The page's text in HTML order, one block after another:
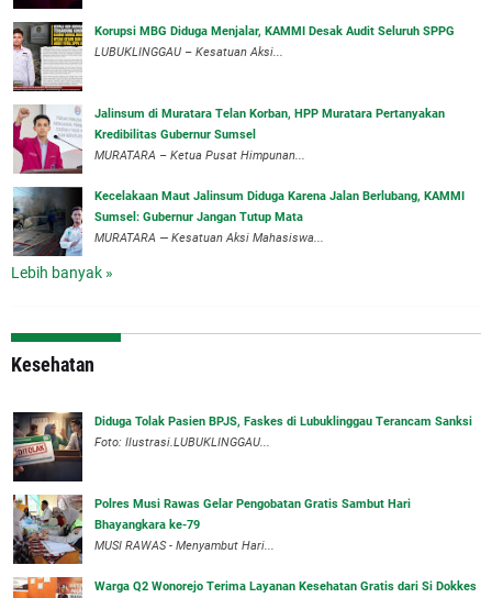
Korupsi MBG Diduga Menjalar, KAMMI Desak Audit Seluruh SPPG
‎LUBUKLINGGAU – Kesatuan Aksi...
‎Jalinsum di Muratara Telan Korban, HPP Muratara Pertanyakan
Kredibilitas Gubernur Sumsel
MURATARA – Ketua Pusat Himpunan...
‎Kecelakaan Maut Jalinsum Diduga Karena Jalan Berlubang, KAMMI
Sumsel: Gubernur Jangan Tutup Mata
‎MURATARA — Kesatuan Aksi Mahasiswa...
Lebih banyak »
Kesehatan
Diduga Tolak Pasien BPJS, Faskes di Lubuklinggau Terancam Sanksi
Foto: Ilustrasi.LUBUKLINGGAU...
Polres Musi Rawas Gelar Pengobatan Gratis Sambut Hari
Bhayangkara ke-79
MUSI RAWAS - Menyambut Hari...
Warga Q2 Wonorejo Terima Layanan Kesehatan Gratis dari Si Dokkes